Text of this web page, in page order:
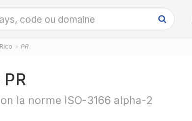
PR
la norme ISO-3166 alpha-2